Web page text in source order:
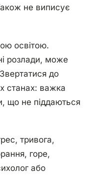
не виписує
освітою.
розлади, може
до
станах: важка
що не піддаються
тривога,
горе,
або